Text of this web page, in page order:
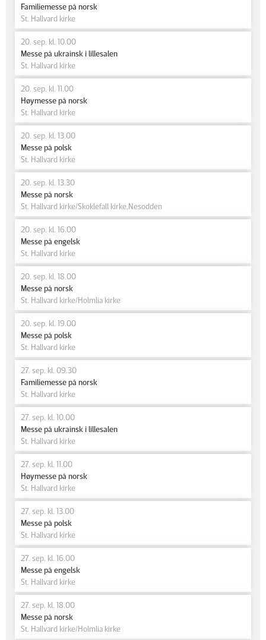
Familiemesse på norsk
St. Hallvard kirke
20. sep. kl. 10.00
Messe på ukrainsk i lillesalen
St. Hallvard kirke
20. sep. kl. 11.00
Høymesse på norsk
St. Hallvard kirke
20. sep. kl. 13.00
Messe på polsk
St. Hallvard kirke
20. sep. kl. 13.30
Messe på norsk
St. Hallvard kirke/Skoklefall kirke,Nesodden
20. sep. kl. 16.00
Messe på engelsk
St. Hallvard kirke
20. sep. kl. 18.00
Messe på norsk
St. Hallvard kirke/Holmlia kirke
20. sep. kl. 19.00
Messe på polsk
St. Hallvard kirke
27. sep. kl. 09.30
Familiemesse på norsk
St. Hallvard kirke
27. sep. kl. 10.00
Messe på ukrainsk i lillesalen
St. Hallvard kirke
27. sep. kl. 11.00
Høymesse på norsk
St. Hallvard kirke
27. sep. kl. 13.00
Messe på polsk
St. Hallvard kirke
27. sep. kl. 16.00
Messe på engelsk
St. Hallvard kirke
27. sep. kl. 18.00
Messe på norsk
St. Hallvard kirke/Holmlia kirke